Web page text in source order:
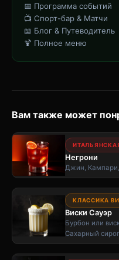
📅 Программа событий
📺 Спорт-бар & Матчи
📖 Блог & Путеводитель
🍹 Полное меню
Вам также может
Негрони
Джин,
КЛАССИКА
Виски Сауэр
Бурбон или
Сахарный